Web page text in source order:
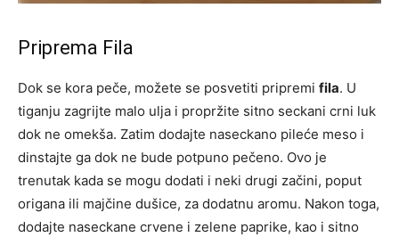
Priprema Fila
Dok se kora peče, možete se posvetiti pripremi fila. U
tiganju zagrijte malo ulja i propržite sitno seckani crni luk
dok ne omekša. Zatim dodajte naseckano pileće meso i
dinstajte ga dok ne bude potpuno pečeno. Ovo je
trenutak kada se mogu dodati i neki drugi začini, poput
origana ili majčine dušice, za dodatnu aromu. Nakon toga,
dodajte naseckane crvene i zelene paprike, kao i sitno